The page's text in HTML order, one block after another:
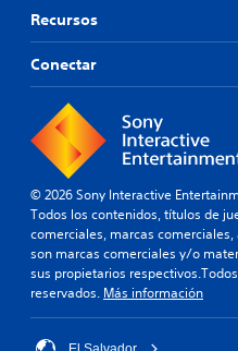
Recursos
Conectar
© 2026 Sony Interactive
Todos los contenidos, títulos de
comerciales, marcas
son marcas comerciales y/o
sus propietarios
reservados. Más información